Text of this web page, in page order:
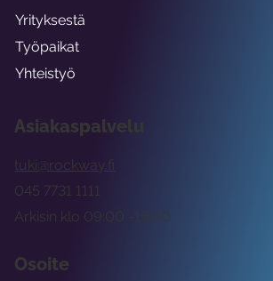
Asiakaspalvelu
tuki@rockway.fi
Arkisin klo 09:00 -15:00
045 7731 1111
Osoite
Yrityksestä
Työpaikat
Yhteistyö